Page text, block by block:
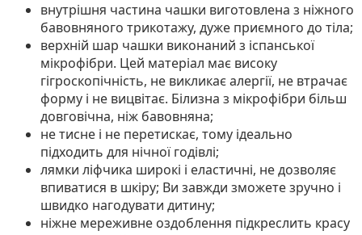
внутрішня частина чашки виготовлена ​​з ніжного
бавовняного трикотажу, дуже приємного до тіла;
верхній шар чашки виконаний з іспанської
мікрофібри. Цей матеріал має високу
гігроскопічність, не викликає алергії, не втрачає
форму і не вицвітає. Білизна з мікрофібри більш
довговічна, ніж бавовняна;
не тисне і не перетискає, тому ідеально
підходить для нічної годівлі;
лямки ліфчика широкі і еластичні, не дозволяє
впиватися в шкіру; Ви завжди зможете зручно і
швидко нагодувати дитину;
ніжне мереживне оздоблення підкреслить красу